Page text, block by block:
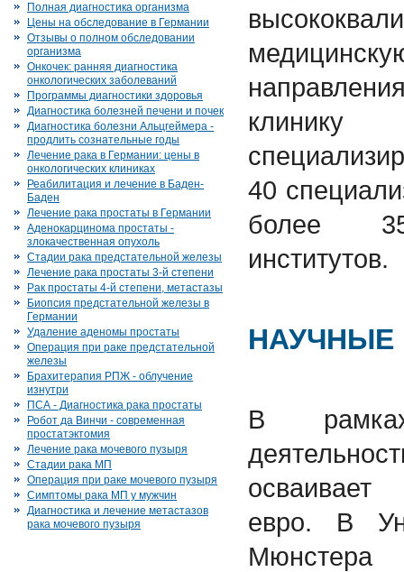
Полная диагностика организма
Цены на обследование в Германии
Отзывы о полном обследовании
организма
Онкочек: ранняя диагностика
онкологических заболеваний
Программы диагностики здоровья
Диагностика болезней печени и почек
Диагностика болезни Альцгеймера -
продлить сознательные годы
Лечение рака в Германии: цены в
онкологических клиниках
Реабилитация и лечение в Баден-
Баден
Лечение рака простаты в Германии
Аденокарцинома простаты -
злокачественная опухоль
Стадии рака предстательной железы
Лечение рака простаты 3-й степени
Рак простаты 4-й степени, метастазы
Биопсия предстательной железы в
Германии
Удаление аденомы простаты
Операция при раке предстательной
железы
Брахитерапия РПЖ - облучение
изнутри
ПСА - Диагностика рака простаты
Робот да Винчи - современная
простатэктомия
Лечение рака мочевого пузыря
Стадии рака МП
Операция при раке мочевого пузыря
Симптомы рака МП у мужчин
Диагностика и лечение метастазов
рака мочевого пузыря
40
более 35
институтов.
НАУЧНЫЕ
В рамках
осваивает
евро. В